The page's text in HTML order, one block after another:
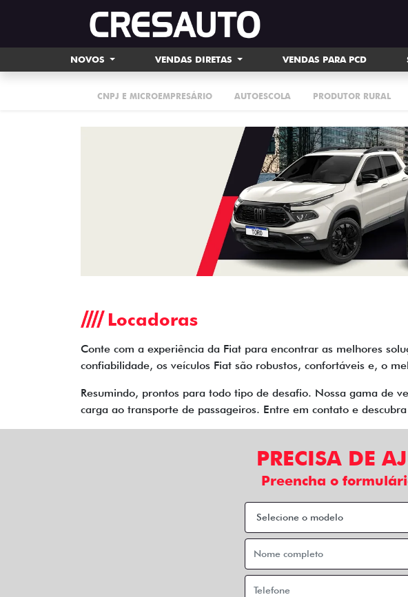
NOVOS VENDAS DIRETAS VENDAS PARA PCD
CNPJ E MICROEMPRESÁRIO AUTOESCOLA PRODUTOR RURAL
Locadoras
Conte com a experiência da Fiat para encontrar as melhores
confiabilidade, os veículos Fiat são robustos, confortáveis e, o
Resumindo, prontos para todo tipo de desafio. Nossa gama de
carga ao transporte de passageiros. Entre em contato e
PRECISA DE
Preencha o